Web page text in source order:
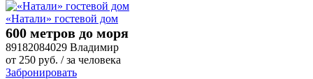
«Натали» гостевой дом
600 метров до моря
89182084029 Владимир
от 250 руб. / за человека
Забронировать